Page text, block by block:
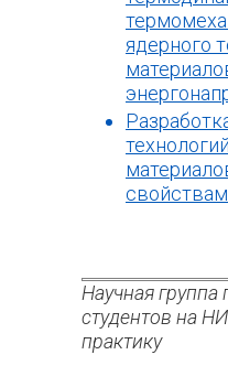
ядерного
Научная
студентов на
практику